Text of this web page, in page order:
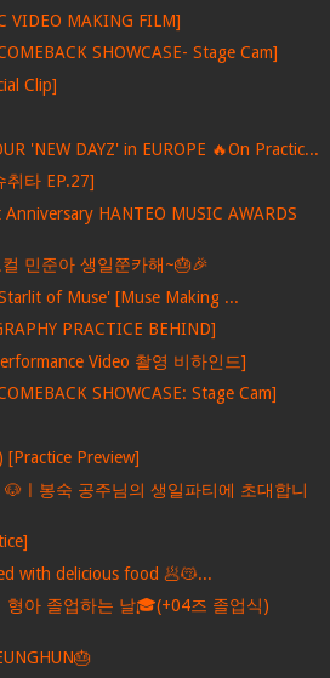
VIDEO MAKING FILM]
SHOWCASE- Stage Cam]
Clip]
'NEW DAYZ' in EUROPE 🔥On Practic...
취타 EP.27]
HANTEO MUSIC AWARDS
민준아 생일쭌카해~🎂🎉
of Muse' [Muse Making ...
PRACTICE BEHIND]
Video 촬영 비하인드]
SHOWCASE: Stage Cam]
Preview]
ㅣ봉숙 공주님의 생일파티에 초대합니
with delicious food 🥟😽...
아 졸업하는 날🎓(+04즈 졸업식)